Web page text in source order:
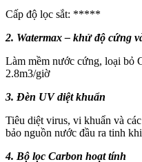
Cấp độ lọc sắt: *****
2. Watermax – khử độ cứng
Làm mềm nước cứng, loại bỏ
2.8m3/giờ
3. Đèn UV diệt khuẩn
Tiêu diệt virus, vi khuẩn và
bảo nguồn nước đầu ra tinh
4. Bộ lọc Carbon hoạt tính